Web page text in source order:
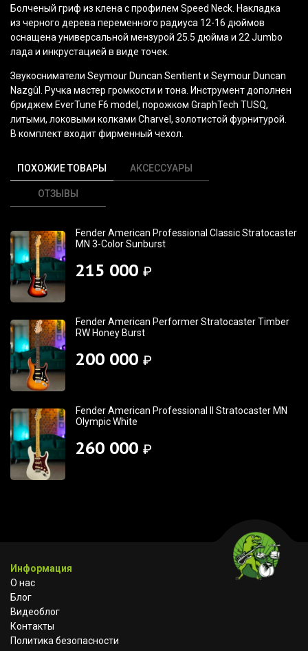
Болченый гриф из клена с профилем Speed Neck . Накладка
из черного дерева переменного радиуса 12-16 дюймов
оснащена универсальной мензурой 25.5 дюйма и 22 Jumbo
лада и инкрустацией в виде точек.
Звукосниматели Seymour Duncan Sentient и Seymour Duncan
Nazgûl
. Ручка мастер громкости и тона. Инструмент дополнен
бриджем EverTune F6 model, порожком GraphTech TUSQ,
литыми, локовыми колками Charvel, золотистой фурнитурой.
В комплект входит фирменный чехол.
ПОХОЖИЕ ТОВАРЫ АКСЕССУАРЫ
ОТЗЫВЫ
Fender American Professional Classic Stratocaster
MN 3-Color Sunburst
215 000 ₽
Fender American Performer Stratocaster Timber
RW Honey Burst
200 000 ₽
Fender American Professional II Stratocaster MN
Olympic White
260 000 ₽
Информация
О нас
Блог
Видеоблог
Контакты
Политика безопасности